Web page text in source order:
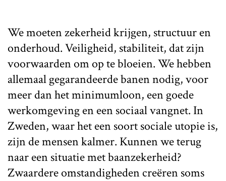
We moeten zekerheid krijgen, structuur en
onderhoud. Veiligheid, stabiliteit, dat zijn
voorwaarden om op te bloeien. We hebben
allemaal gegarandeerde banen nodig, voor
meer dan het minimumloon, een goede
werkomgeving en een sociaal vangnet. In
Zweden, waar het een soort sociale utopie is,
zijn de mensen kalmer. Kunnen we terug
naar een situatie met baanzekerheid?
Zwaardere omstandigheden creëren soms